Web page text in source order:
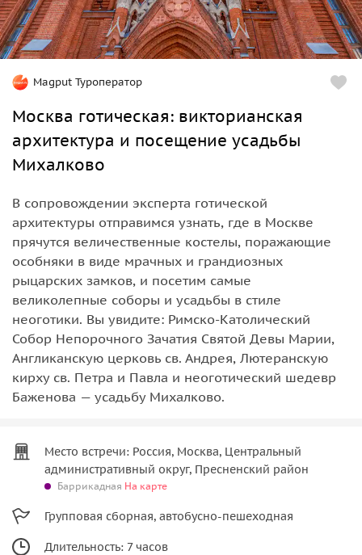
Magput Туроператор
Москва готическая: викторианская
архитектура и посещение усадьбы
Михалково
В сопровождении эксперта готической
архитектуры отправимся узнать, где в Москве
прячутся величественные костелы, поражающие
особняки в виде мрачных и грандиозных
рыцарских замков, и посетим самые
великолепные соборы и усадьбы в стиле
неоготики. Вы увидите: Римско-Католический
Собор Непорочного Зачатия Святой Девы Марии,
Англиканскую церковь св. Андрея, Лютеранскую
кирху св. Петра и Павла и неоготический шедевр
Баженова — усадьбу Михалково.
Место встречи: Россия, Москва, Центральный
административный округ, Пресненский район
Баррикадная На карте
Групповая сборная, автобусно-пешеходная
Длительность: 7 часов